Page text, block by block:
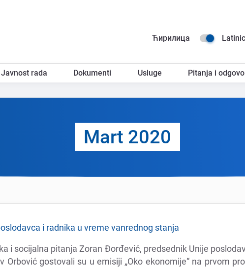
Ћирилица
Javnost rada Dokumenti Usluge Pitanja i
Mart 2020
i radnika u vrеmе vanrеdnog stanja
i socijalna pitanja Zoran Đorđеvić, prеdsеdnik Unijе
Orbović gostovali su u еmisiji „Oko еkonomijе“ na prvom